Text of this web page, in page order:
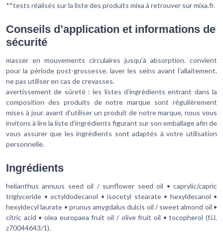
**tests réalisés sur la liste des produits mixa à retrouver sur mixa.fr.
Conseils d’application et informations de
sécurité
masser en mouvements circulaires jusqu'à absorption. convient
pour la période post-grossesse. laver les seins avant l'allaitement.
ne pas utiliser en cas de crevasses.
avertissement de sûreté : les listes d’ingrédients entrant dans la
composition des produits de notre marque sont régulièrement
mises à jour. avant d’utiliser un produit de notre marque, nous vous
invitons à lire la liste d’ingrédients figurant sur son emballage afin de
vous assurer que les ingrédients sont adaptés à votre utilisation
personnelle.
Ingrédients
helianthus annuus seed oil / sunflower seed oil • caprylic/capric
triglyceride • octyldodecanol • isocetyl stearate • hexyldecanol •
hexyldecyl laurate • prunus amygdalus dulcis oil / sweet almond oil •
citric acid • olea europaea fruit oil / olive fruit oil • tocopherol (f.i.l.
z70044643/1).